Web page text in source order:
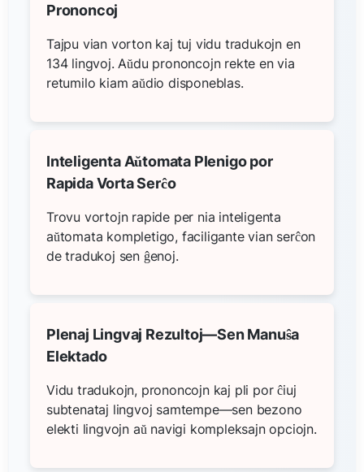
Prononcoj
Tajpu vian vorton kaj tuj vidu tradukojn en
134 lingvoj. Aŭdu prononcojn rekte en via
retumilo kiam aŭdio disponeblas.
Inteligenta Aŭtomata Plenigo por
Rapida Vorta Serĉo
Trovu vortojn rapide per nia inteligenta
aŭtomata kompletigo, faciligante vian serĉon
de tradukoj sen ĝenoj.
Plenaj Lingvaj Rezultoj—Sen Manuŝa
Elektado
Vidu tradukojn, prononcojn kaj pli por ĉiuj
subtenataj lingvoj samtempe—sen bezono
elekti lingvojn aŭ navigi kompleksajn opciojn.